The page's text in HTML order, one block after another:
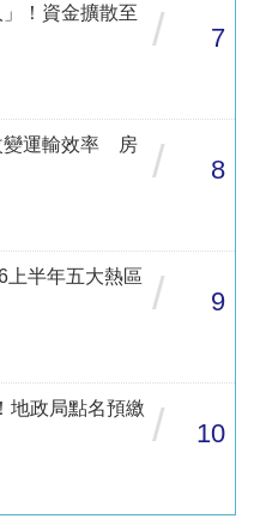
！資金擴散至
/ 7
變運輸效率 房
/ 8
半年五大熱區 / 9
地政局點名預繳 / 10